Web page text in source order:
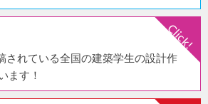
されている全国の建築学生の設計作
ます！